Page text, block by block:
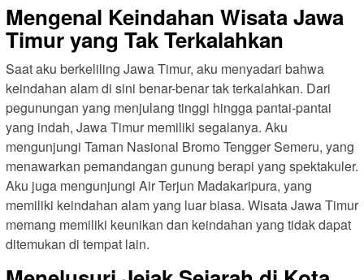
Mengenal Keindahan Wisata Jawa
Timur yang Tak Terkalahkan
Saat aku berkeliling Jawa Timur, aku menyadari bahwa
keindahan alam di sini benar-benar tak terkalahkan. Dari
pegunungan yang menjulang tinggi hingga pantai-pantai
yang indah, Jawa Timur memiliki segalanya. Aku
mengunjungi Taman Nasional Bromo Tengger Semeru, yang
menawarkan pemandangan gunung berapi yang spektakuler.
Aku juga mengunjungi Air Terjun Madakaripura, yang
memiliki keindahan alam yang luar biasa. Wisata Jawa Timur
memang memiliki keunikan dan keindahan yang tidak dapat
ditemukan di tempat lain.